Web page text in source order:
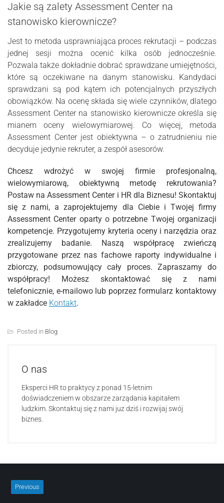
Jakie są zalety Assessment Center na
stanowisko kierownicze?
Jest to metoda usprawniająca proces rekrutacji – podczas
jednej sesji można ocenić kilka osób jednocześnie.
Pozwala także dokładnie dobrać sprawdzane umiejętności,
które są oczekiwane na danym stanowisku. Kandydaci
sprawdzani są pod kątem ich potencjalnych przyszłych
obowiązków. Na ocenę składa się wiele czynników, dlatego
Assessment Center na stanowisko kierownicze określa się
mianem oceny wielowymiarowej. Co więcej, metoda
Assessment Center jest obiektywna – o zatrudnieniu nie
decyduje jedynie rekruter, a zespół asesorów.
Chcesz wdrożyć w swojej firmie profesjonalną,
wielowymiarową, obiektywną metodę rekrutowania?
Postaw na Assessment Center i HR dla Biznesu! Skontaktuj
się z nami, a zaprojektujemy dla Ciebie i Twojej firmy
Assessment Center oparty o potrzebne Twojej organizacji
kompetencje. Przygotujemy kryteria oceny i narzędzia oraz
zrealizujemy badanie. Naszą współpracę zwieńczą
przygotowane przez nas fachowe raporty indywidualne i
zbiorczy, podsumowujący cały proces. Zapraszamy do
współpracy! Możesz skontaktować się z nami
telefonicznie, e-mailowo lub poprzez formularz kontaktowy
w zakładce Kontakt.
Posted in Blog
O nas
Eksperci HR to praktycy z ponad 15-letnim
doświadczeniem w obszarze zarządania kapitałem
ludzkim. Skontaktuj się z nami juz dziś i rozwijaj swój
biznes.
Previous